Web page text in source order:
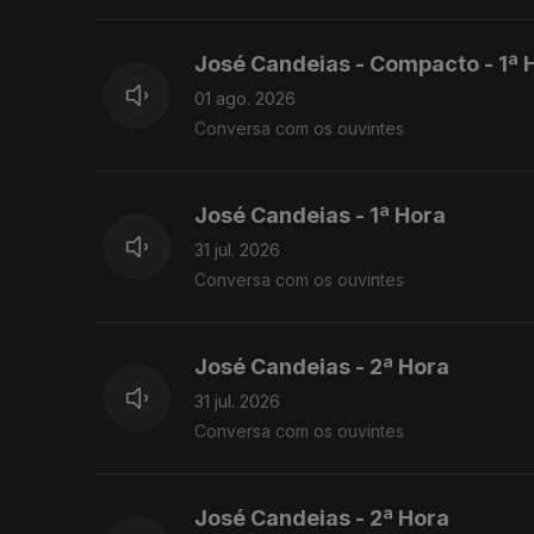
José Candeias - Compacto - 1ª
01 ago. 2026
Conversa com os ouvintes
José Candeias - 1ª Hora
31 jul. 2026
Conversa com os ouvintes
José Candeias - 2ª Hora
31 jul. 2026
Conversa com os ouvintes
José Candeias - 2ª Hora